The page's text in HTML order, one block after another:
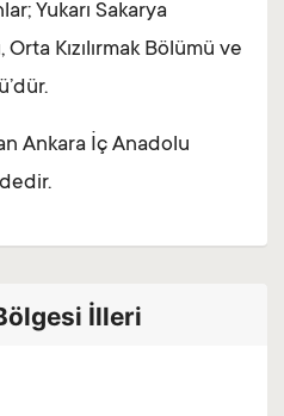
Yukarı Sakarya
Kızılırmak Bölümü ve
Ankara İç Anadolu
İlleri